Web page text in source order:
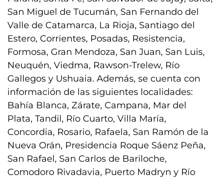
San Miguel de Tucumán, San Fernando del
Valle de Catamarca, La Rioja, Santiago del
Estero, Corrientes, Posadas, Resistencia,
Formosa, Gran Mendoza, San Juan, San Luis,
Neuquén, Viedma, Rawson-Trelew, Río
Gallegos y Ushuaia. Además, se cuenta con
información de las siguientes localidades:
Bahía Blanca, Zárate, Campana, Mar del
Plata, Tandil, Río Cuarto, Villa María,
Concordia, Rosario, Rafaela, San Ramón de la
Nueva Orán, Presidencia Roque Sáenz Peña,
San Rafael, San Carlos de Bariloche,
Comodoro Rivadavia, Puerto Madryn y Río